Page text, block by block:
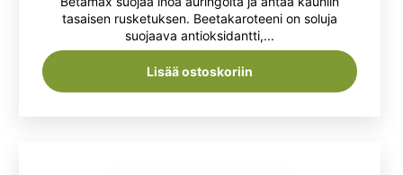
oli:
12,50 €.
on:
8,99 €.
tasaisen rusketuksen. Beetakaroteeni on soluja
suojaava antioksidantti,...
Lisää ostoskoriin